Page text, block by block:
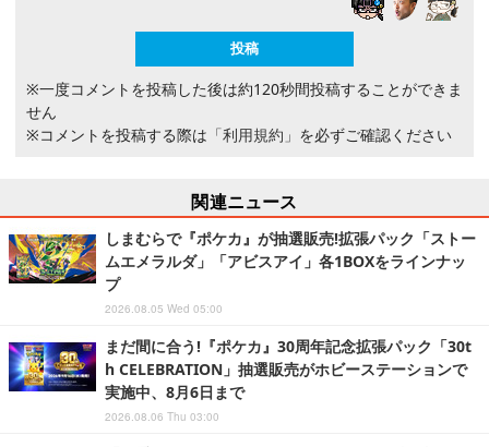
※一度コメントを投稿した後は約120秒間投稿することができま
せん
※コメントを投稿する際は 「利用規約」 を必ずご確認ください
関連ニュース
しまむらで『ポケカ』が抽選販売!拡張パック「ストー
ムエメラルダ」「アビスアイ」各1BOXをラインナッ
プ
2026.08.05 Wed 05:00
まだ間に合う!『ポケカ』30周年記念拡張パック「30t
h CELEBRATION」抽選販売がホビーステーションで
実施中、8月6日まで
2026.08.06 Thu 03:00